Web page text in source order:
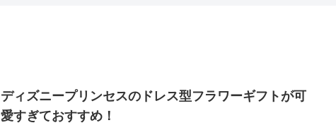
ディズニープリンセスのドレス型フラワーギフトが可
愛すぎておすすめ！